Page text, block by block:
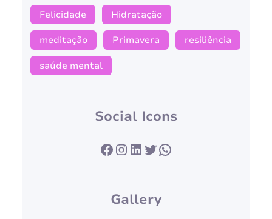
Felicidade Hidratação
meditação Primavera resiliência
saúde mental
Social Icons
Facebook InstagramLinkedIn Twitter WhatsApp
Gallery